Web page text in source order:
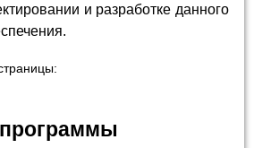
и разработке данного
программы